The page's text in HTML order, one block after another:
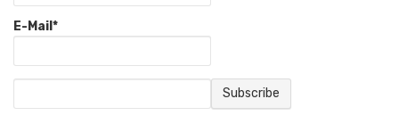
E-Mail*